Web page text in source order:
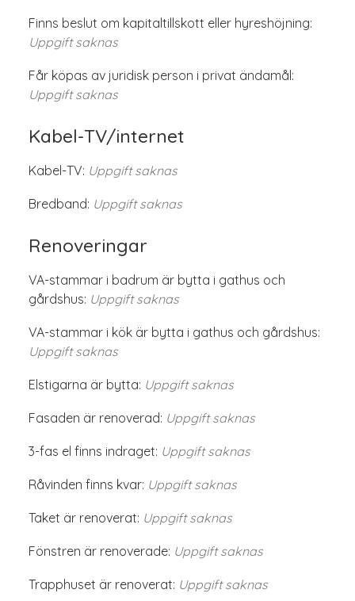
Finns beslut om kapitaltillskott eller hyreshöjning:
Uppgift saknas
Får köpas av juridisk person i privat ändamål:
Uppgift saknas
Kabel-TV/internet
Kabel-TV: Uppgift saknas
Bredband: Uppgift saknas
Renoveringar
VA-stammar i badrum är bytta i gathus och
gårdshus: Uppgift saknas
VA-stammar i kök är bytta i gathus och gårdshus:
Uppgift saknas
Elstigarna är bytta: Uppgift saknas
Fasaden är renoverad: Uppgift saknas
3-fas el finns indraget: Uppgift saknas
Råvinden finns kvar: Uppgift saknas
Taket är renoverat: Uppgift saknas
Fönstren är renoverade: Uppgift saknas
Trapphuset är renoverat: Uppgift saknas